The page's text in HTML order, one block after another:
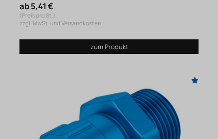
ab 5,41 €
(Preis pro St.)
zzgl. MwSt. und Versandkosten
zum Produkt